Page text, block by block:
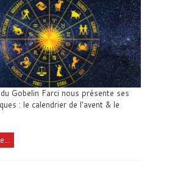
Gobelin Farci nous présente ses
: le calendrier de l'avent & le